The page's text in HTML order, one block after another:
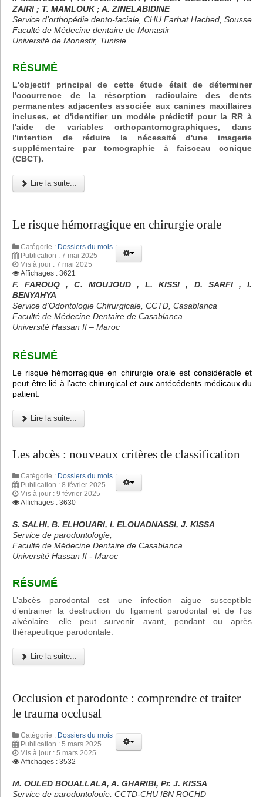
ZAIRI ; T. MAMLOUK ; A. ZINELABIDINE
Service d’orthopédie dento-faciale, CHU Farhat Hached, Sousse
Faculté de Médecine dentaire de Monastir
Université de Monastir, Tunisie
RÉSUMÉ
L'objectif principal de cette étude était de déterminer
l'occurrence de la résorption radiculaire des dents
permanentes adjacentes associée aux canines maxillaires
incluses, et d'identifier un modèle prédictif pour la RR à
l'aide de variables orthopantomographiques, dans
l'intention de réduire la nécessité d'une imagerie
supplémentaire par tomographie à faisceau conique
(CBCT).
Lire la suite...
Le risque hémorragique en chirurgie orale
Catégorie : Dossiers du mois
Publication : 7 mai 2025
Mis à jour : 7 mai 2025
Affichages : 3621
F. FAROUQ , C. MOUJOUD , L. KISSI , D. SARFI , I.
BENYAHYA
Service d’Odontologie Chirurgicale, CCTD, Casablanca
Faculté de Médecine Dentaire de Casablanca
Université Hassan II – Maroc
RÉSUMÉ
Le risque hémorragique en chirurgie orale est considérable et
peut être lié à l'acte chirurgical et aux antécédents médicaux du
patient.
Lire la suite...
Les abcès : nouveaux critères de classification
Catégorie : Dossiers du mois
Publication : 8 février 2025
Mis à jour : 9 février 2025
Affichages : 3630
S. SALHI, B. ELHOUARI, I. ELOUADNASSI, J. KISSA
Service de parodontologie,
Faculté de Médecine Dentaire de Casablanca.
Université Hassan II - Maroc
RÉSUMÉ
L’abcès parodontal est une infection aigue susceptible
d’entrainer la destruction du ligament parodontal et de l'os
alvéolaire. elle peut survenir avant, pendant ou après
thérapeutique parodontale.
Lire la suite...
Occlusion et parodonte : comprendre et traiter
le trauma occlusal
Catégorie : Dossiers du mois
Publication : 5 mars 2025
Mis à jour : 5 mars 2025
Affichages : 3532
M. OULED BOUALLALA, A. GHARIBI, Pr. J. KISSA
Service de parodontologie, CCTD-CHU IBN ROCHD